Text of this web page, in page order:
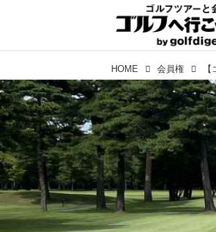
HOME 会員権